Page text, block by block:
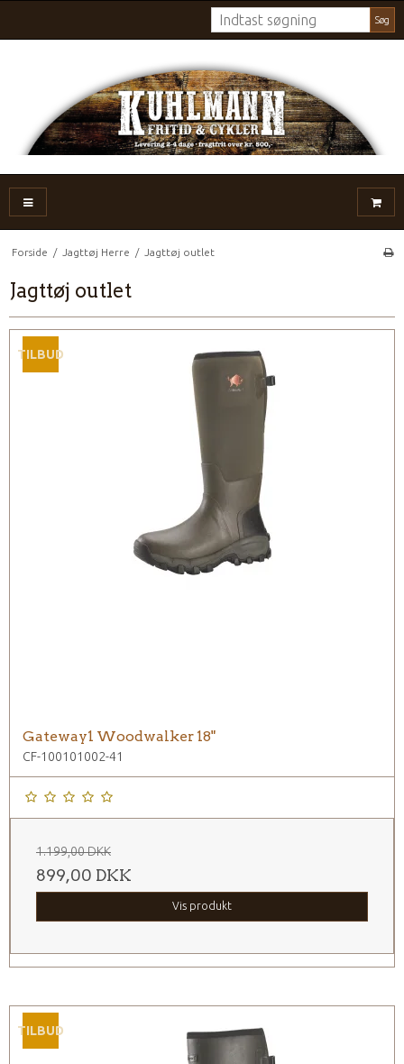
Søg
Forside / Jagttøj Herre / Jagttøj outlet
Jagttøj outlet
TILBUD
Gateway1 Woodwalker 18"
CF-100101002-41
1.199,00 DKK
899,00 DKK
Vis produkt
TILBUD